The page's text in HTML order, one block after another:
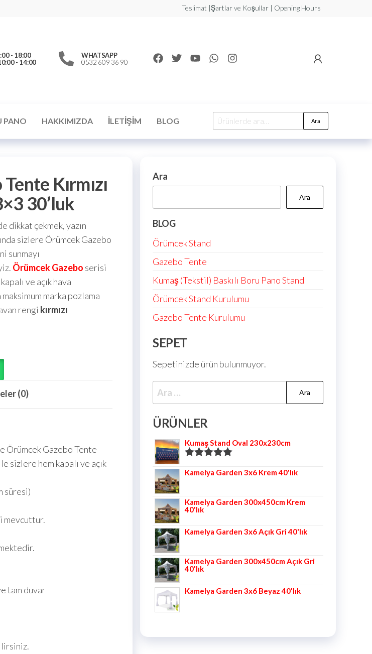
Teslimat |Şartlar ve Koşullar | Opening Hours
- 18:00
- 14:00
WHATSAPP
0532 609 36 90
PANO HAKKIMIZDA İLETIŞIM BLOG Ara
Kırmızı
30’luk
dikkat çekmek, yazın
sizlere Örümcek Gazebo
sunmayı
Örümcek Gazebo serisi
ve açık hava
marka pozlama
rengi kırmızı
(0)
Örümcek Gazebo Tente
sizlere hem kapalı ve açık
süresi)
mevcuttur.
tam duvar
Ara
Ara
BLOG
Örümcek Stand
Gazebo Tente
Kumaş (Tekstil) Baskılı Boru Pano Stand
Örümcek Stand Kurulumu
Gazebo Tente Kurulumu
SEPET
Sepetinizde ürün bulunmuyor.
ÜRÜNLER
Kumaş Stand Oval 230x230cm
5.00oy aldı
Kamelya Garden 3x6 Krem 40'lık
Kamelya Garden 300x450cm Krem
40'lık
Kamelya Garden 3x6 Açık Gri 40'lık
Kamelya Garden 300x450cm Açık Gri
40'lık
Kamelya Garden 3x6 Beyaz 40'lık